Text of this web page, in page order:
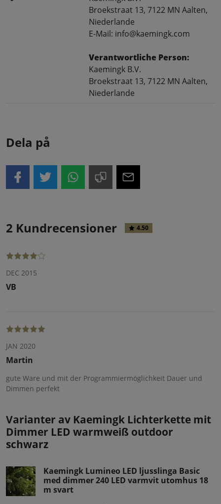
Broekstraat 13, 7122 MN Aalten,
Niederlande
E-Mail: info@kaemingk.com
Verantwortliche Person:
Kaemingk B.V.
Broekstraat 13, 7122 MN Aalten,
Niederlande
Dela på
2 Kundrecensioner 4.50
DEC 2015
VB
JAN 2020
Martin
gute Ware und mit der Programmiermöglichkeit Dauer und
Dimmen perfekt
Varianter av Kaemingk Lichterkette mit
Dimmer LED warmweiß outdoor
schwarz
Kaemingk Lumineo LED ljusslinga Basic
med dimmer 240 LED varmvit utomhus 18
m svart